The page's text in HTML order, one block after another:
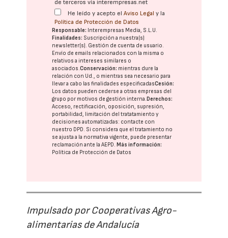
de terceros vía interempresas.net
He leído y acepto elAviso Legal y la
Política de Protección de Datos
Responsable: Interempresas Media, S.L.U.
Finalidades: Suscripción a nuestra(s)
newsletter(s). Gestión de cuenta de usuario.
Envío de emails relacionados con la misma o
relativos a intereses similares o
asociados.Conservación: mientras dure la
relación con Ud., o mientras sea necesario para
llevar a cabo las finalidades especificadasCesión:
Los datos pueden cederse a otras empresas del
grupo por motivos de gestión interna. Derechos:
Acceso, rectificación, oposición, supresión,
portabilidad, limitación del tratatamiento y
decisiones automatizadas: contacte con
nuestro DPD. Si considera que el tratamiento no
se ajusta a la normativa vigente, puede presentar
reclamación ante laAEPD. Más información:
Política de Protección de Datos
Impulsado por Cooperativas Agro-
alimentarias de Andalucía